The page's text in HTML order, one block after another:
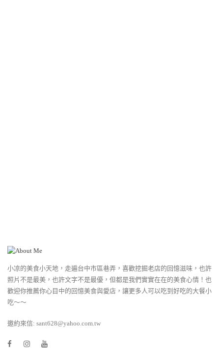
小凉的美食小天地，走遍台中市區巷弄，喜歡挖掘老店的回憶滋味，也許
照片不是最美，也許文字不是最優，但都是我們實實在在的美食心情！也
歡迎你推薦你心目中的回憶美食與愛店，讓更多人可以吃到好吃的大餐小
吃～～
邀約來信: sant628@yahoo.com.tw